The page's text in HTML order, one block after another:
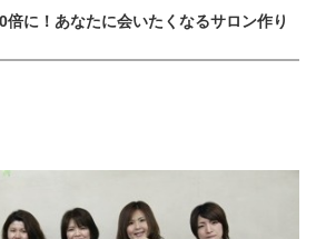
に！あなたに会いたくなるサロン作り